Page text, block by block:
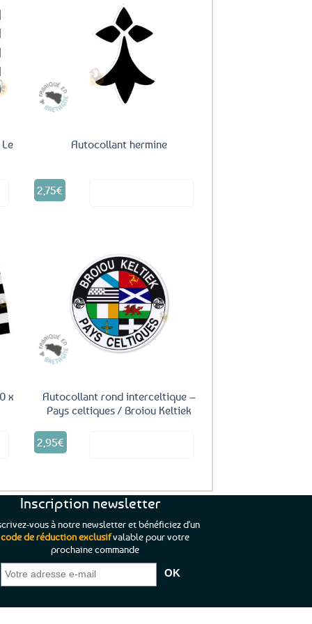
Autocollant hermine
2,75€
x
Autocollant rond interceltique –
Pays celtiques / Broiou Keltiek
2,95€
je pouvais pas
;)
mon achat et
rien”Jade C.
“C’est agréable et tout aussi rassurant
de constater qu’il n’y a pas de petite
commande, mais un client à satisfaire.”
Inscription newsletter
vous à notre newsletter et bénéficiez d'un
code de réduction exclusifvalable pour votre
prochaine commande